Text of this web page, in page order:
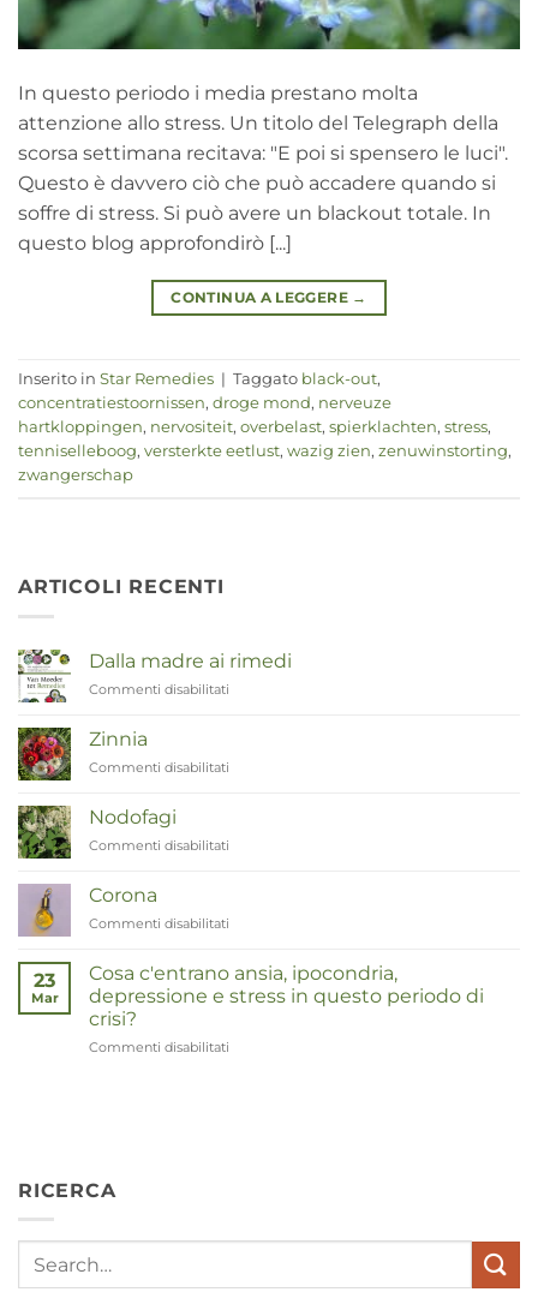
In questo periodo i media prestano molta
attenzione allo stress. Un titolo del Telegraph della
scorsa settimana recitava: "E poi si spensero le luci".
Questo è davvero ciò che può accadere quando si
soffre di stress. Si può avere un blackout totale. In
questo blog approfondirò [...]
CONTINUA A LEGGERE →
Inserito in Star Remedies | Taggato black-out,
concentratiestoornissen, droge mond, nerveuze
hartkloppingen, nervositeit, overbelast, spierklachten, stress,
tenniselleboog, versterkte eetlust, wazig zien, zenuwinstorting,
zwangerschap
ARTICOLI RECENTI
Dalla madre ai rimedi
Commenti disabilitati
Zinnia
Commenti disabilitati
Nodofagi
Commenti disabilitati
Corona
Commenti disabilitati
23
Mar
Cosa c'entrano ansia, ipocondria,
depressione e stress in questo periodo di
crisi?
Commenti disabilitati
in
RICERCA